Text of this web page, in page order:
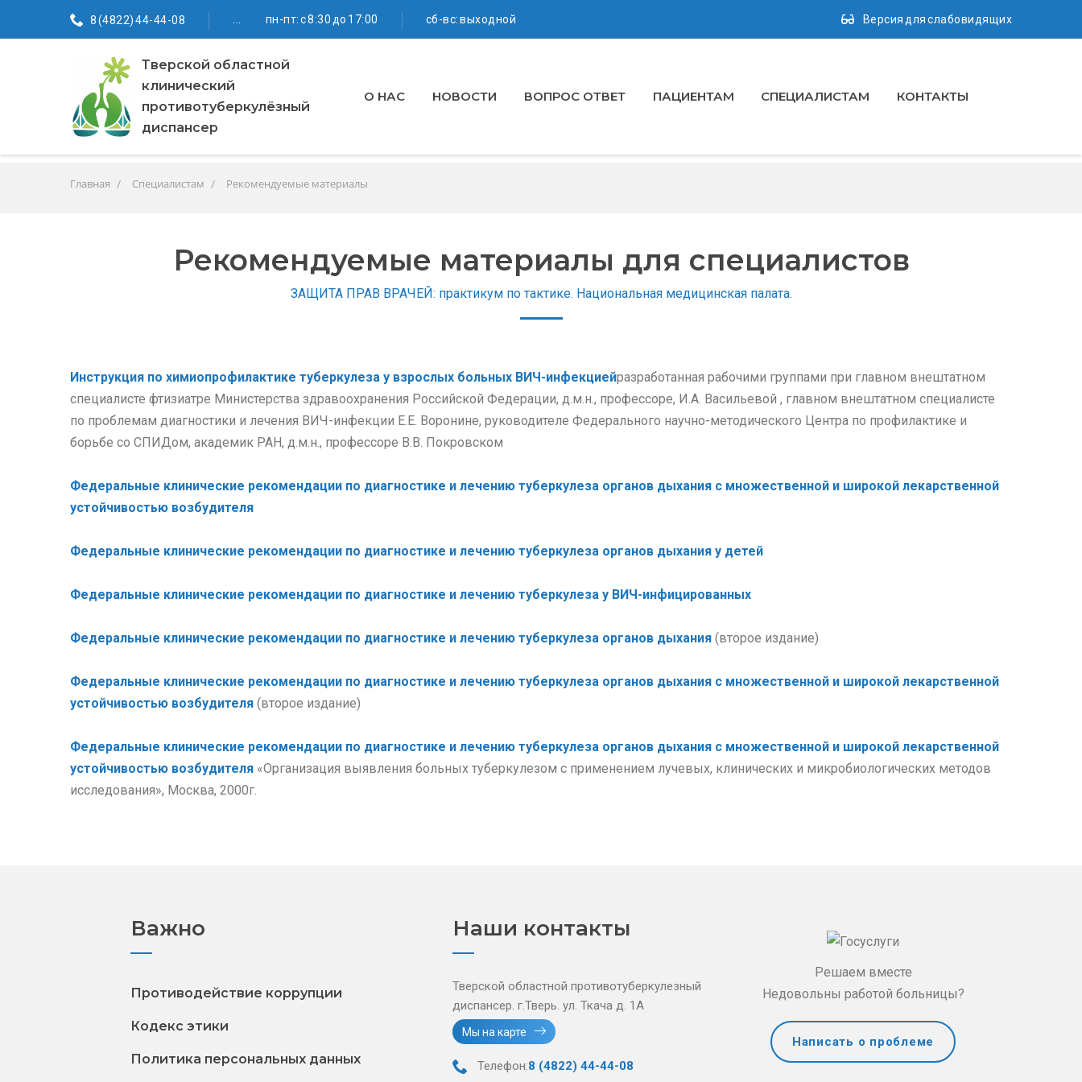
8 (4822) 44-44-08 пн-пт: с 8:30 до 17:00 сб-вс: выходной Версия для слабовидящих
Тверской областной
клинический
противотуберкулёзный
диспансер
О НАС НОВОСТИ ВОПРОС ОТВЕТ ПАЦИЕНТАМ СПЕЦИАЛИСТАМ КОНТАКТЫ
Главная Специалистам Рекомендуемые материалы
Рекомендуемые материалы для специалистов
ЗАЩИТА ПРАВ ВРАЧЕЙ: практикум по тактике. Национальная медицинская палата.
Инструкция по химиопрофилактике туберкулеза у взрослых больных ВИЧ-инфекциейразработанная рабочими группами при главном внештатном
специалисте фтизиатре Министерства здравоохранения Российской Федерации, д.м.н., профессоре, И.А. Васильевой , главном внештатном специалисте
по проблемам диагностики и лечения ВИЧ-инфекции Е.Е. Воронине, руководителе Федерального научно-методического Центра по профилактике и
борьбе со СПИДом, академик РАН, д.м.н., профессоре В.В. Покровском
Федеральные клинические рекомендации по диагностике и лечению туберкулеза органов дыхания с множественной и широкой лекарственной
устойчивостью возбудителя
Федеральные клинические рекомендации по диагностике и лечению туберкулеза органов дыхания у детей
Федеральные клинические рекомендации по диагностике и лечению туберкулеза у ВИЧ-инфицированных
Федеральные клинические рекомендации по диагностике и лечению туберкулеза органов дыхания (второе издание)
Федеральные клинические рекомендации по диагностике и лечению туберкулеза органов дыхания с множественной и широкой лекарственной
устойчивостью возбудителя (второе издание)
Федеральные клинические рекомендации по диагностике и лечению туберкулеза органов дыхания с множественной и широкой лекарственной
устойчивостью возбудителя «Организация выявления больных туберкулезом с применением лучевых, клинических и микробиологических методов
исследования», Москва, 2000г.
Важно
Противодействие коррупции
Кодекс этики
Политика персональных данных
Наши контакты
Тверской областной противотуберкулезный
диспансер. г.Тверь. ул. Ткача д. 1А
Мы на карте
Телефон:8 (4822) 44-44-08
Решаем вместе
Недовольны работой больницы?
Написать о проблеме